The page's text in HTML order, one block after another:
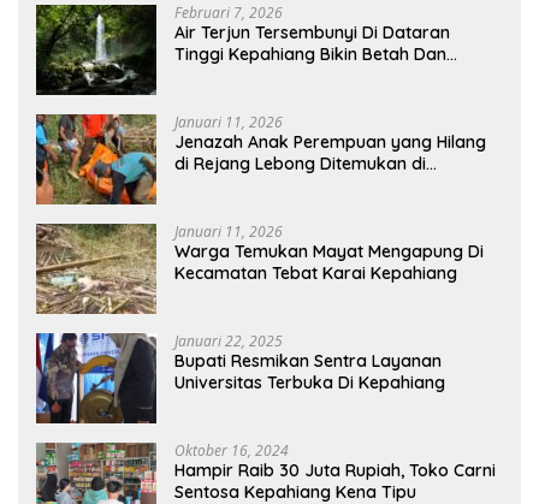
Februari 7, 2026
Air Terjun Tersembunyi Di Dataran
Tinggi Kepahiang Bikin Betah Dan
Januari 11, 2026
Jenazah Anak Perempuan yang Hilang
di Rejang Lebong Ditemukan di
Januari 11, 2026
Warga Temukan Mayat Mengapung Di
Kecamatan Tebat Karai Kepahiang
Januari 22, 2025
Bupati Resmikan Sentra Layanan
Universitas Terbuka Di Kepahiang
Oktober 16, 2024
Hampir Raib 30 Juta Rupiah, Toko Carni
Sentosa Kepahiang Kena Tipu